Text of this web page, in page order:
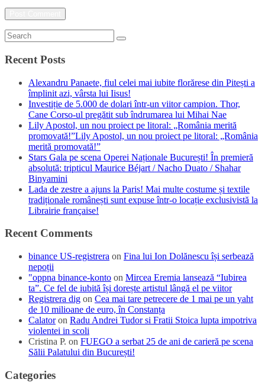
Recent Posts
Alexandru Panaete, fiul celei mai iubite florărese din Pitești a
împlinit azi, vârsta lui Iisus!
Investiție de 5.000 de dolari într-un viitor campion. Thor,
Cane Corso-ul pregătit sub îndrumarea lui Mihai Nae
Lily Apostol, un nou proiect pe litoral: „România merită
promovată!”Lily Apostol, un nou proiect pe litoral: „România
merită promovată!”
Stars Gala pe scena Operei Naționale București! În premieră
absolută: tripticul Maurice Béjart / Nacho Duato / Shahar
Binyamini
Lada de zestre a ajuns la Paris! Mai multe costume și textile
tradiționale românești sunt expuse într-o locație exclusivistă la
Librairie française!
Recent Comments
binance US-registrera on Fina lui Ion Dolănescu își serbează
nepoții
"oppna binance-konto on Mircea Eremia lansează “Iubirea
ta”. Ce fel de iubită își dorește artistul lângă el pe viitor
Registrera dig on Cea mai tare petrecere de 1 mai pe un yaht
de 10 milioane de euro, în Constanța
Calatoron Radu Andrei Tudor si Fratii Stoica lupta impotriva
violentei in scoli
Cristina P. on FUEGO a serbat 25 de ani de carieră pe scena
Sălii Palatului din București!
Categories